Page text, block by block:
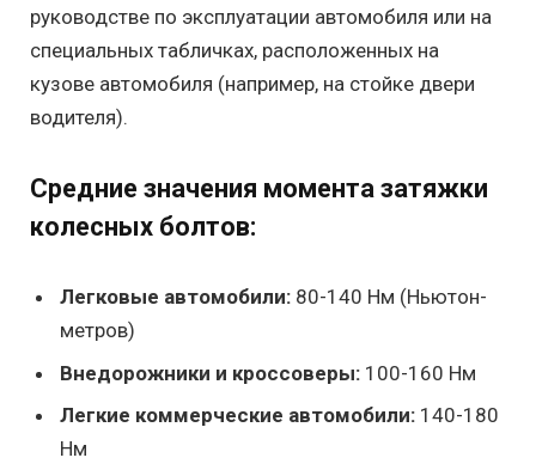
руководстве по эксплуатации автомобиля или на
специальных табличках, расположенных на
кузове автомобиля (например, на стойке двери
водителя).
Средние значения момента затяжки
колесных болтов:
Легковые автомобили: 80-140 Нм (Ньютон-
метров)
Внедорожники и кроссоверы: 100-160 Нм
Легкие коммерческие автомобили: 140-180
Нм